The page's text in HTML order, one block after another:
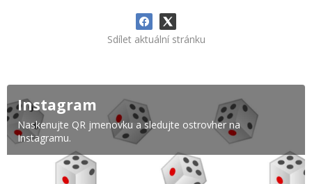
Sdílet aktuální stránku
Instagram
Naskenujte QR jmenovku a sledujte ostrovher na
Instagramu.